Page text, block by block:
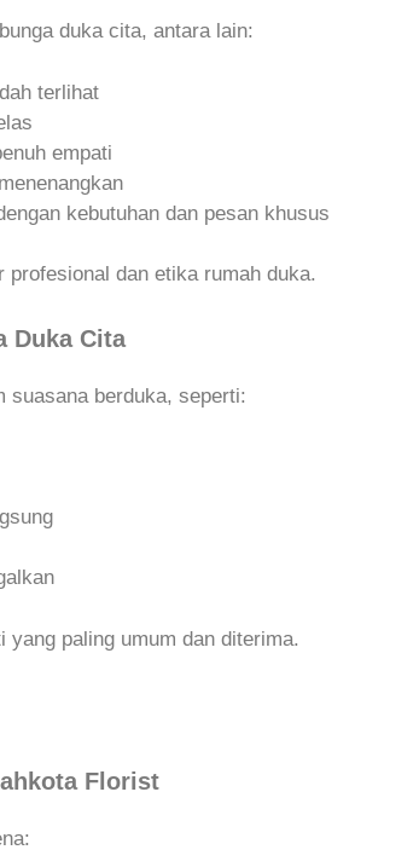
duka cita, antara lain:
terlihat
empati
kebutuhan dan pesan khusus
profesional dan etika rumah duka.
Duka Cita
suasana berduka, seperti:
yang paling umum dan diterima.
Florist